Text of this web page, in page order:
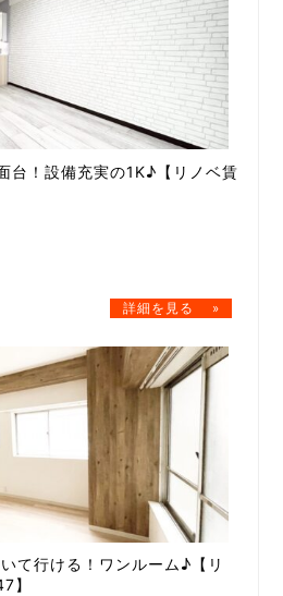
台！設備充実の1K♪【リノベ賃
て行ける！ワンルーム♪【リ
】